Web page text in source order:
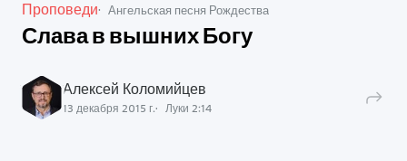
Проповеди Ангельская песня Рождества
Слава в вышних Богу
Алексей Коломийцев
13 декабря 2015 г. Луки 2:14